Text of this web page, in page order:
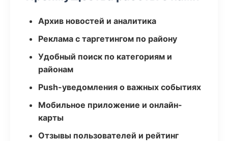
Архив новостей и аналитика
Реклама с таргетингом по району
Удобный поиск по категориям и
районам
Push-уведомления о важных событиях
Мобильное приложение и онлайн-
карты
Отзывы пользователей и рейтинг